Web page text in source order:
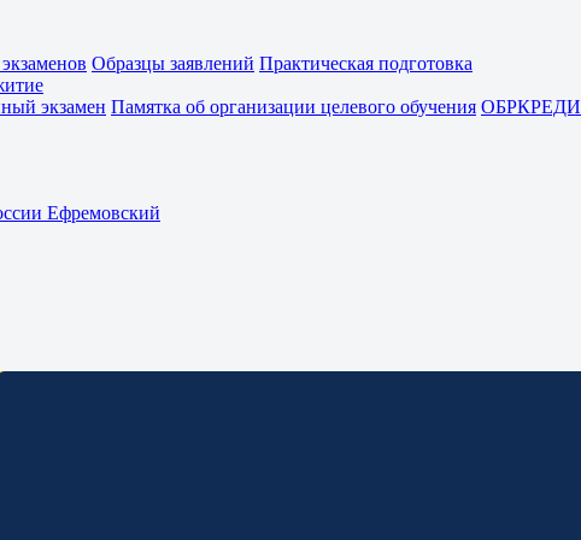
Образцы заявлений Практическая подготовка
экзамен Памятка об организации целевого обучения
Ефремовский